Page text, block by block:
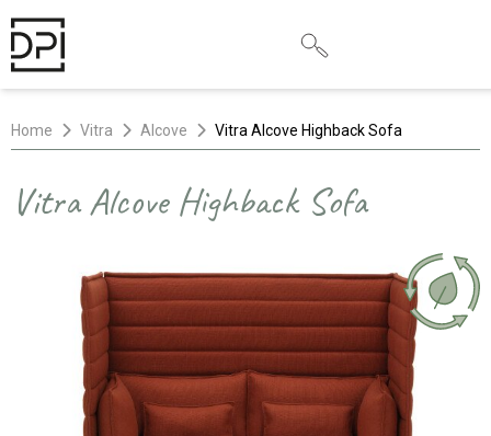
Home Vitra Alcove Vitra Alcove Highback Sofa
Vitra Alcove Highback Sofa